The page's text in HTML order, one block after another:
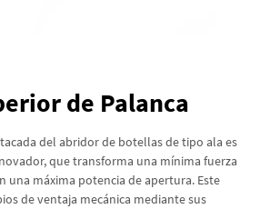
de Palanca
del abridor de botellas de tipo ala es
que transforma una mínima fuerza
una máxima potencia de apertura. Este
de ventaja mecánica mediante sus